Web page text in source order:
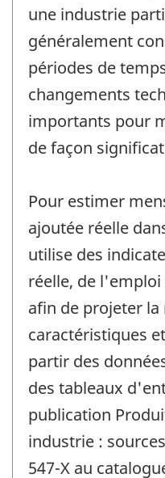
une industrie
généralement
périodes de
changements
importants pour
de façon
Pour estimer
ajoutée réelle
utilise des
réelle, de
afin de projeter
caractéristiques
partir des
des tableaux
publication
industrie :
547-X au